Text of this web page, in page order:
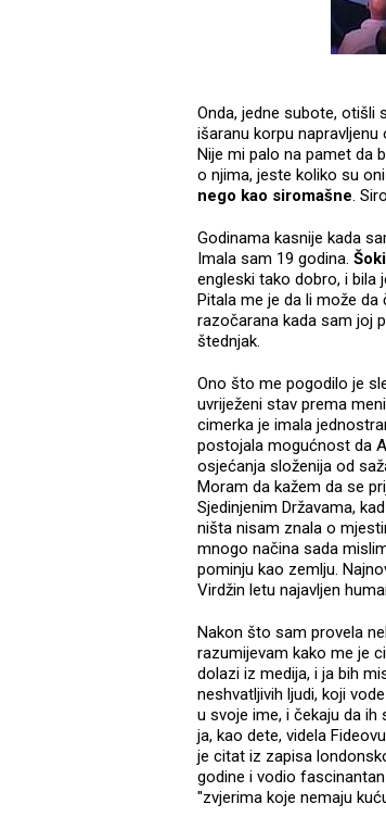
Onda, jedne subote, otišli
išaranu korpu
Nije mi palo na pamet da
o njima, jeste koliko su
nego kao siromašne.
Godinama kasnije kada
Imala sam 19 godina.
engleski tako dobro, i bila
Pitala me je da li može
razočarana kada sam joj
štednjak.
Ono što me pogodilo je
uvriježeni stav prema
cimerka je imala
postojala mogućnost da
osjećanja složenija od
Moram da kažem da se
Sjedinjenim Državama,
ništa nisam znala o
mnogo načina sada
pominju kao zemlju.
Virdžin letu najavljen
Nakon što sam provela
razumijevam kako me je
dolazi iz medija, i ja bih
neshvatljivih ljudi, koji
u svoje ime, i čekaju da
ja, kao dete, videla
je citat iz zapisa
godine i vodio
"zvjerima koje nemaju